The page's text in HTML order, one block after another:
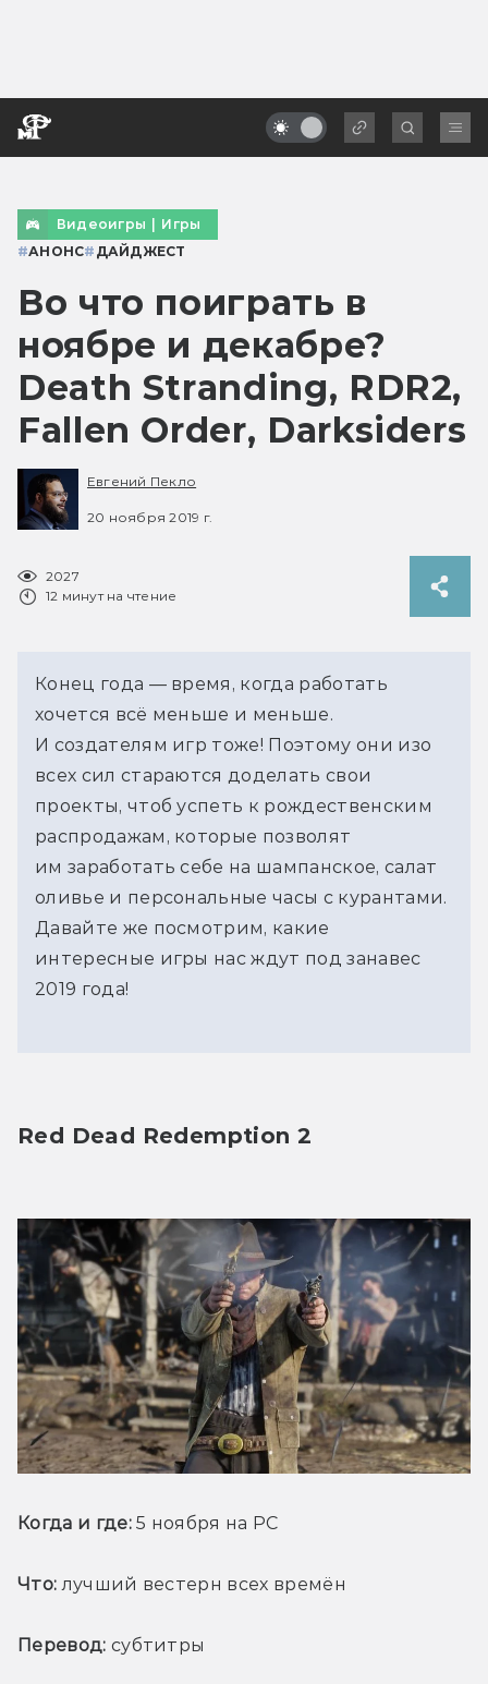
Видеоигры | Игры
#АНОНС# ДАЙДЖЕСТ
Во что поиграть в
ноябре и декабре?
Death Stranding, RDR2,
Fallen Order, Darksiders
Евгений Пекло
20 ноября 2019 г.
2027
12 минут на чтение
Конец года — время, когда работать
хочется всё меньше и меньше.
И создателям игр тоже! Поэтому они изо
всех сил стараются доделать свои
проекты, чтоб успеть к рождественским
распродажам, которые позволят
им заработать себе на шампанское, салат
оливье и персональные часы с курантами.
Давайте же посмотрим, какие
интересные игры нас ждут под занавес
2019 года!
Red Dead Redemption 2
Когда и где: 5 ноября на PC
Что: лучший вестерн всех времён
Перевод: субтитры